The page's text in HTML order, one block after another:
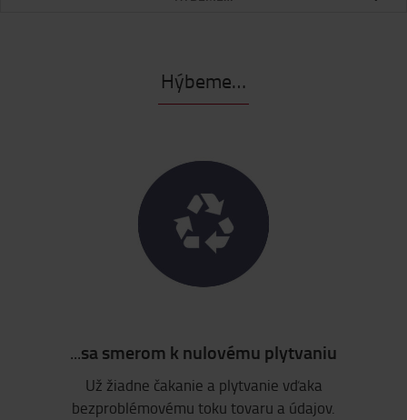
Hýbeme…
...sa smerom k nulovému plytvaniu
Už žiadne čakanie a plytvanie vďaka
bezproblémovému toku tovaru a údajov.